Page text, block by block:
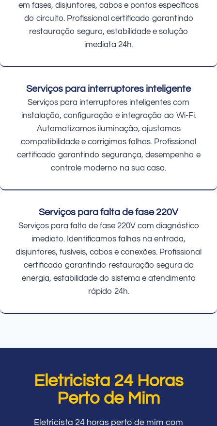
em fases, disjuntores, cabos e pontos específicos
do circuito. Profissional certificado garantindo
restauração segura, estabilidade e solução
imediata 24h.
Serviços para interruptores inteligente
Serviços para interruptores inteligentes com
instalação, configuração e integração ao Wi-Fi.
Automatizamos iluminação, ajustamos
compatibilidade e corrigimos falhas. Profissional
certificado garantindo segurança, desempenho e
controle moderno na sua casa.
Serviços para falta de fase 220V
Serviços para falta de fase 220V com diagnóstico
imediato. Identificamos falhas na entrada,
disjuntores, fusíveis, cabos e conexões. Profissional
certificado garantindo restauração segura da
energia, estabilidade do sistema e atendimento
rápido 24h.
Eletricista 24 Horas
Perto de Mim
Eletricista 24 horas perto de mim com